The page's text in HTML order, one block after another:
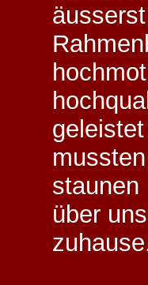
staunen
über